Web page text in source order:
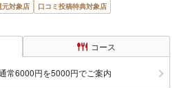
元対象店
口コミ投稿特典対象店
コース
常6000円を5000円でご案内